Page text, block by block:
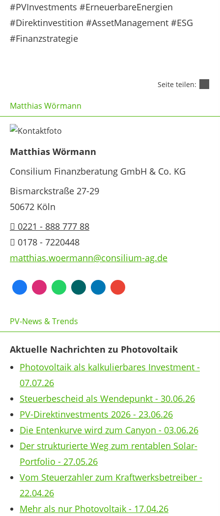
#PVInvestments #ErneuerbareEnergien
#Direktinvestition #AssetManagement #ESG
#Finanzstrategie
Seite teilen:
Matthias Wörmann
Matthias Wörmann
Consilium Finanzberatung GmbH & Co. KG
Bismarckstraße 27-29
50672 Köln
0221 - 888 777 88
0178 - 7220448
matthias.woermann@consilium-ag.de
PV-News & Trends
Aktuelle Nachrichten zu Photovoltaik
Photovoltaik als kalkulierbares Investment -
07.07.26
Steuerbescheid als Wendepunkt - 30.06.26
PV-Direktinvestments 2026 - 23.06.26
Die Entenkurve wird zum Canyon - 03.06.26
Der strukturierte Weg zum rentablen Solar-
Portfolio - 27.05.26
Vom Steuerzahler zum Kraftwerksbetreiber -
22.04.26
Mehr als nur Photovoltaik - 17.04.26